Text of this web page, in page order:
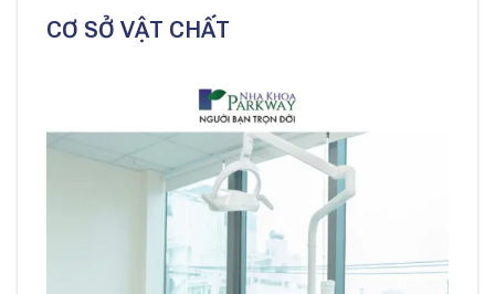
CƠ SỞ VẬT CHẤT